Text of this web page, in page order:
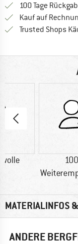
100 Tage
Kauf auf
Trusted Shops
MATERIALINFOS
ANDERE